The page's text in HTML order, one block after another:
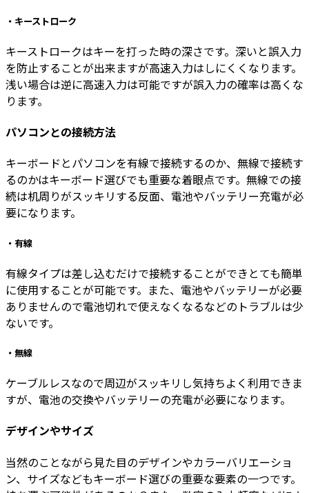
・キーストローク
キーストロークはキーを打った時の深さです。深いと誤入力
を防止することが出来ますが高速入力はしにくくなります。
浅い場合は逆に高速入力は可能ですが誤入力の確率は高くな
ります。
パソコンとの接続方法
キーボードとパソコンを有線で接続するのか、無線で接続す
るのかはキーボード選びでも重要な着眼点です。無線での接
続は机周りがスッキリする反面、電池やバッテリー充電が必
要になります。
・有線
有線タイプは差し込むだけで接続することができとても簡単
に使用することが可能です。また、電池やバッテリーが必要
ありませんので電池切れで使えなくなるなどのトラブルは少
ないです。
・無線
ケーブルレスなので周辺がスッキリし気持ちよく利用できま
すが、電池の交換やバッテリーの充電が必要になります。
デザインやサイズ
当然のことながら見た目のデザインやカラーバリエーショ
ン、サイズなどもキーボード選びの重要な要素の一つです。